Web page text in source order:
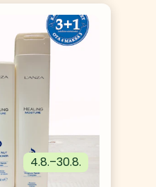
4.8.–30.8.